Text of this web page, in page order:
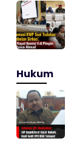
Hukum